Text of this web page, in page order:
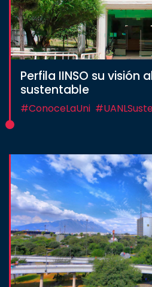
Perfila IINSO su visión
sustentable
#ConoceLaUni